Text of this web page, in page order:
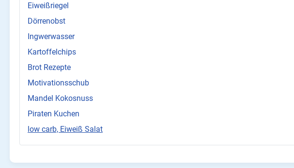
Eiweißriegel
Dörrenobst
Ingwerwasser
Kartoffelchips
Brot Rezepte
Motivationsschub
Mandel Kokosnuss
Piraten Kuchen
low carb, Eiweiß Salat